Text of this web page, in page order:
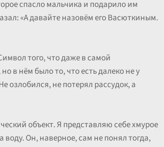
спасло мальчика и подарило им
«А давайте назовём его Васюткиным.
того, что даже в самой
в нём было то, что есть далеко не у
озлобился, не потерял рассудок, а
объект. Я представляю себе хмурое
Он, наверное, сам не понял тогда,